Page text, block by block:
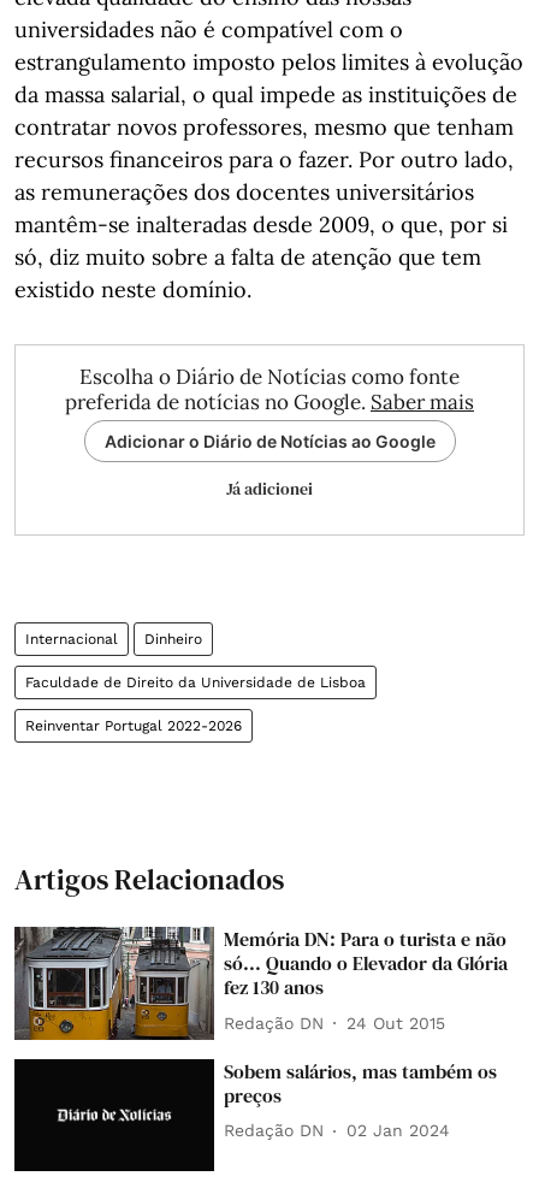
universidades não é compatível com o
estrangulamento imposto pelos limites à evolução
da massa salarial, o qual impede as instituições de
contratar novos professores, mesmo que tenham
recursos financeiros para o fazer. Por outro lado,
as remunerações dos docentes universitários
mantêm-se inalteradas desde 2009, o que, por si
só, diz muito sobre a falta de atenção que tem
existido neste domínio.
Escolha o Diário de Notícias como fonte
preferida de notícias no Google. Saber mais
Adicionar o Diário de Notícias ao Google
Já adicionei
Internacional Dinheiro
Faculdade de Direito da Universidade de Lisboa
Reinventar Portugal 2022-2026
Artigos Relacionados
Memória DN: Para o turista e não
só... Quando o Elevador da Glória
fez 130 anos
Redação DN 24 Out 2015
Sobem salários, mas também os
preços
Redação DN 02 Jan 2024